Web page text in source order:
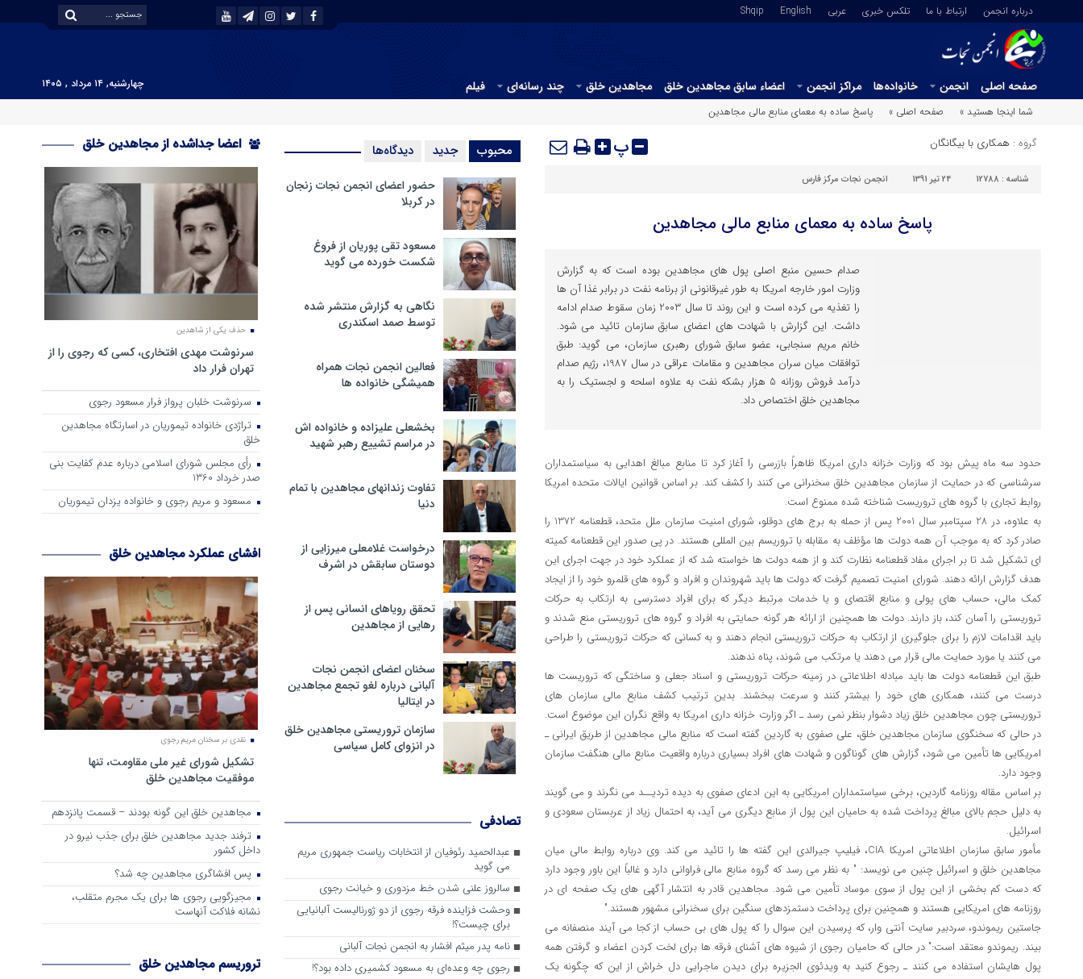
درباره انجمن ارتباط با ما تلکس خبری عربي English
Shqip
صفحه اصلی انجمن خانواده‌ها مراکز انجمن اعضاء سابق مجاهدین خلق مجاهدین خلق چند رسانه‌ای فیلم
چهارشنبه, ۱۴ مرداد , ۱۴۰۵
شما اینجا هستید »
صفحه اصلی » پاسخ ساده به معمای منابع مالی مجاهدین
گروه : همکاری با بیگانگان پ
شناسه : 12788 24 تیر 1391 انجمن نجات مرکز فارس
پاسخ ساده به معمای منابع مالی مجاهدین
صدام حسین منبع اصلی پول های مجاهدین بوده است که به گزارش
وزارت امور خارجه امریکا به طور غیرقانونی از برنامه نفت در برابر غذا آن ها
را تغذیه می کرده است و این روند تا سال 2003 زمان سقوط صدام ادامه
داشت. این گزارش با شهادت های اعضای سابق سازمان تائید می شود.
خانم مریم سنجابی، عضو سابق شورای رهبری سازمان، می گوید: طبق
توافقات میان سران مجاهدین و مقامات عراقی در سال 1987، رژیم صدام
درآمد فروش روزانه 5 هزار بشکه نفت به علاوه اسلحه و لجستیک را به
مجاهدین خلق اختصاص داد.
حدود سه ماه پیش بود که وزارت خزانه داری امریکا ظاهراً بازرسی را آغاز کرد تا منابع مبالغ اهدایی به سیاستمداران
سرشناسی که در حمایت از سازمان مجاهدین خلق سخنرانی می کنند را کشف کند. بر اساس قوانین ایالات متحده امریکا
روابط تجاری با گروه های تروریست شناخته شده ممنوع است.
به علاوه، در 28 سپتامبر سال 2001 پس از حمله به برج های دوقلو، شورای امنیت سازمان ملل متحد، قطعنامه 1372 را
صادر کرد که به موجب آن همه دولت ها مؤظف به مقابله با تروریسم بین المللی هستند. در پی صدور این قطعنامه کمیته
ای تشکیل شد تا بر اجرای مفاد قطعنامه نظارت کند و از همه دولت ها خواسته شد که از عملکرد خود در جهت اجرای این
هدف گزارش ارائه دهند. شورای امنیت تصمیم گرفت که دولت ها باید شهروندان و افراد و گروه های قلمرو خود را از ایجاد
کمک مالی، حساب های پولی و منابع اقتصای و یا خدمات مرتبط دیگر که برای افراد دسترسی به ارتکاب به حرکات
تروریستی را آسان کند، باز دارند. دولت ها همچنین از ارائه هر گونه حمایتی به افراد و گروه های تروریستی منع شدند و
باید اقدامات لازم را برای جلوگیری از ارتکاب به حرکات تروریستی انجام دهند و به کسانی که حرکات تروریستی را طراحی
می کنند یا مورد حمایت مالی قرار می دهند یا مرتکب می شوند، پناه ندهند.
طبق این قطعنامه دولت ها باید مبادله اطلاعاتی در زمینه حرکات تروریستی و اسناد جعلی و ساختگی که تروریست ها
درست می کنند، همکاری های خود را بیشتر کنند و سرعت ببخشند. بدین ترتیب کشف منابع مالی سازمان های
تروریستی چون مجاهدین خلق زیاد دشوار بنظر نمی رسد ـ اگر وزارت خزانه داری امریکا به واقع نگران این موضوع است.
در حالی که سخنگوی سازمان مجاهدین خلق، علی صفوی به گاردین گفته است که منابع مالی مجاهدین از طریق ایرانی ـ
امریکایی ها تأمین می شود، گزارش های گوناگون و شهادت های افراد بسیاری درباره واقعیت منابع مالی هنگفت سازمان
وجود دارد.
بر اساس مقاله روزنامه گاردین، برخی سیاستمداران امریکایی به این ادعای صفوی به دیده تردیــد می نگرند و می گویند
به دلیل حجم بالای مبالغ پرداخت شده به حامیان این پول از منابع دیگری می آید، به احتمال زیاد از عربستان سعودی و
اسرائیل.
مأمور سابق سازمان اطلاعاتی امریکا CIA، فیلیپ جیرالدی این گفته ها را تائید می کند. وی درباره روابط مالی میان
مجاهدین خلق و اسرائیل چنین می نویسد: " به نظر می رسد که گروه منابع مالی فراوانی دارد و غالباً این باور وجود دارد
که دست کم بخشی از این پول از سوی موساد تأمین می شود. مجاهدین قادر به انتشار آگهی های یک صفحه ای در
روزنامه های امریکایی هستند و همچنین برای پرداخت دستمزدهای سنگین برای سخنرانی مشهور هستند."
جاستین ریموندو، سردبیر سایت آنتی وار، که پرسیدن این سوال را که پول های بی حساب از کجا می آیند منصفانه می
بیند. ریموندو معتقد است:" در حالی که حامیان رجوی از شیوه های آشنای فرقه ها برای لخت کردن اعضاء و گرفتن همه
پول هایشان استفاده می کنند ـ رجوع کنید به ویدئوی الجزیره برای دیدن ماجرایی دل خراش از این که چگونه یک
محبوب جدید دیدگاه‌ها
حضور اعضای انجمن نجات زنجان
در کربلا
مسعود تقی پوریان از فروغ
شکست خورده می گوید
نگاهی به گزارش منتشر شده
توسط صمد اسکندری
فعالین انجمن نجات همراه
همیشگی خانواده ها
بخشعلی علیزاده و خانواده اش
در مراسم تشییع رهبر شهید
تفاوت زندانهای مجاهدین با تمام
دنیا
درخواست غلامعلی میرزایی از
دوستان سابقش در اشرف
تحقق رویاهای انسانی پس از
رهایی از مجاهدین
سخنان اعضای انجمن نجات
آلبانی درباره لغو تجمع مجاهدین
در ایتالیا
سازمان تروریستی مجاهدین خلق
در انزوای کامل سیاسی
تصادفی
عبدالحمید رئوفیان از انتخابات ریاست جمهوری مریم
می گوید
سالروز علنی شدن خط مزدوری و خیانت رجوی
وحشت فزاینده فرقه رجوی از دو ژورنالیست آلبانیایی
برای چیست؟!
نامه پدر میثم افشار به انجمن نجات آلبانی
رجوی چه وعده‌ای به مسعود کشمیری داده بود؟!
اعضا جداشده از مجاهدین خلق
حذف یکی از شاهدین
سرنوشت مهدی افتخاری، کسی که رجوی را از
تهران فرار داد
سرنوشت خلبان پرواز فرار مسعود رجوی
تراژدی خانواده تیموریان در اسارتگاه مجاهدین
خلق
رأی مجلس شورای اسلامی درباره عدم كفایت بنی
صدر خرداد 1360
مسعود و مریم رجوی و خانواده یزدان تیموریان
افشای عملکرد مجاهدین خلق
نقدی بر سخنان مریم رجوی
تشکیل شورای غیر ملی مقاومت، تنها
موفقیت مجاهدین خلق
مجاهدین خلق این گونه بودند – قسمت پانزدهم
ترفند جدید مجاهدین خلق برای جذب نیرو در
داخل کشور
پس افشاگری مجاهدین چه شد؟
مجیزگویی رجوی ها برای یک مجرم متقلب،
نشانه فلاکت آنهاست
تروریسم مجاهدین خلق